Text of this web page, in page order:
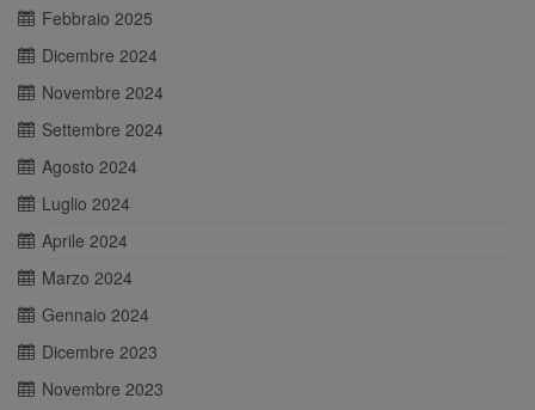
Febbraio 2025
Dicembre 2024
Novembre 2024
Settembre 2024
Agosto 2024
Luglio 2024
Aprile 2024
Marzo 2024
Gennaio 2024
Dicembre 2023
Novembre 2023